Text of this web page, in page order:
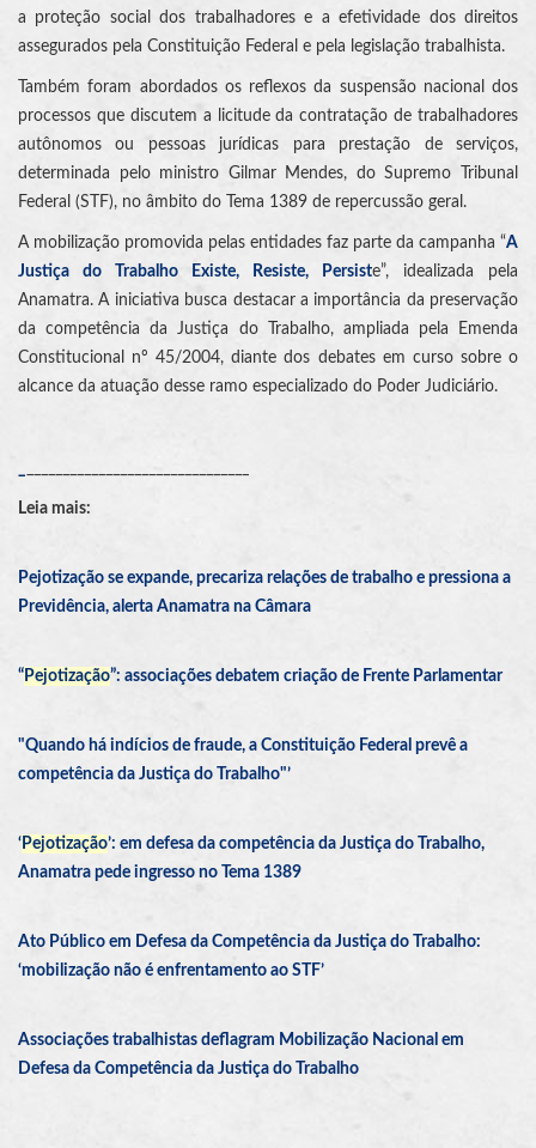
a proteção social dos trabalhadores e a efetividade dos direitos
assegurados pela Constituição Federal e pela legislação trabalhista.
Também foram abordados os reflexos da suspensão nacional dos
processos que discutem a licitude da contratação de trabalhadores
autônomos ou pessoas jurídicas para prestação de serviços,
determinada pelo ministro Gilmar Mendes, do Supremo Tribunal
Federal (STF), no âmbito do Tema 1389 de repercussão geral.
A mobilização promovida pelas entidades faz parte da campanha “A
Justiça do Trabalho Existe, Resiste, Persiste”, idealizada pela
Anamatra. A iniciativa busca destacar a importância da preservação
da competência da Justiça do Trabalho, ampliada pela Emenda
Constitucional nº 45/2004, diante dos debates em curso sobre o
alcance da atuação desse ramo especializado do Poder Judiciário.
Leia mais:
Pejotização se expande, precariza relações de trabalho e pressiona a
Previdência, alerta Anamatra na Câmara
“ Pejotização”: associações debatem criação de Frente Parlamentar
"Quando há indícios de fraude, a Constituição Federal prevê a
competência da Justiça do Trabalho"’
‘ Pejotização’: em defesa da competência da Justiça do Trabalho,
Anamatra pede ingresso no Tema 1389
Ato Público em Defesa da Competência da Justiça do Trabalho:
‘mobilização não é enfrentamento ao STF’
Associações trabalhistas deflagram Mobilização Nacional em
Defesa da Competência da Justiça do Trabalho